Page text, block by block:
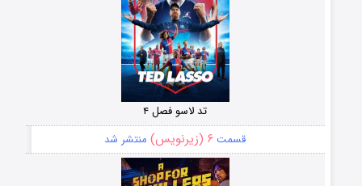
تد لاسو فصل ۴
قسمت ۶ (زیرنویس) منتشر شد